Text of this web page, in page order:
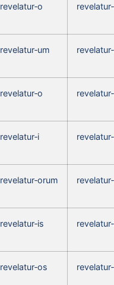
revelatur‑o
revelatur‑um
revelatur‑o
revelatur‑i
revelatur‑orum
revelatur‑is
revelatur‑os